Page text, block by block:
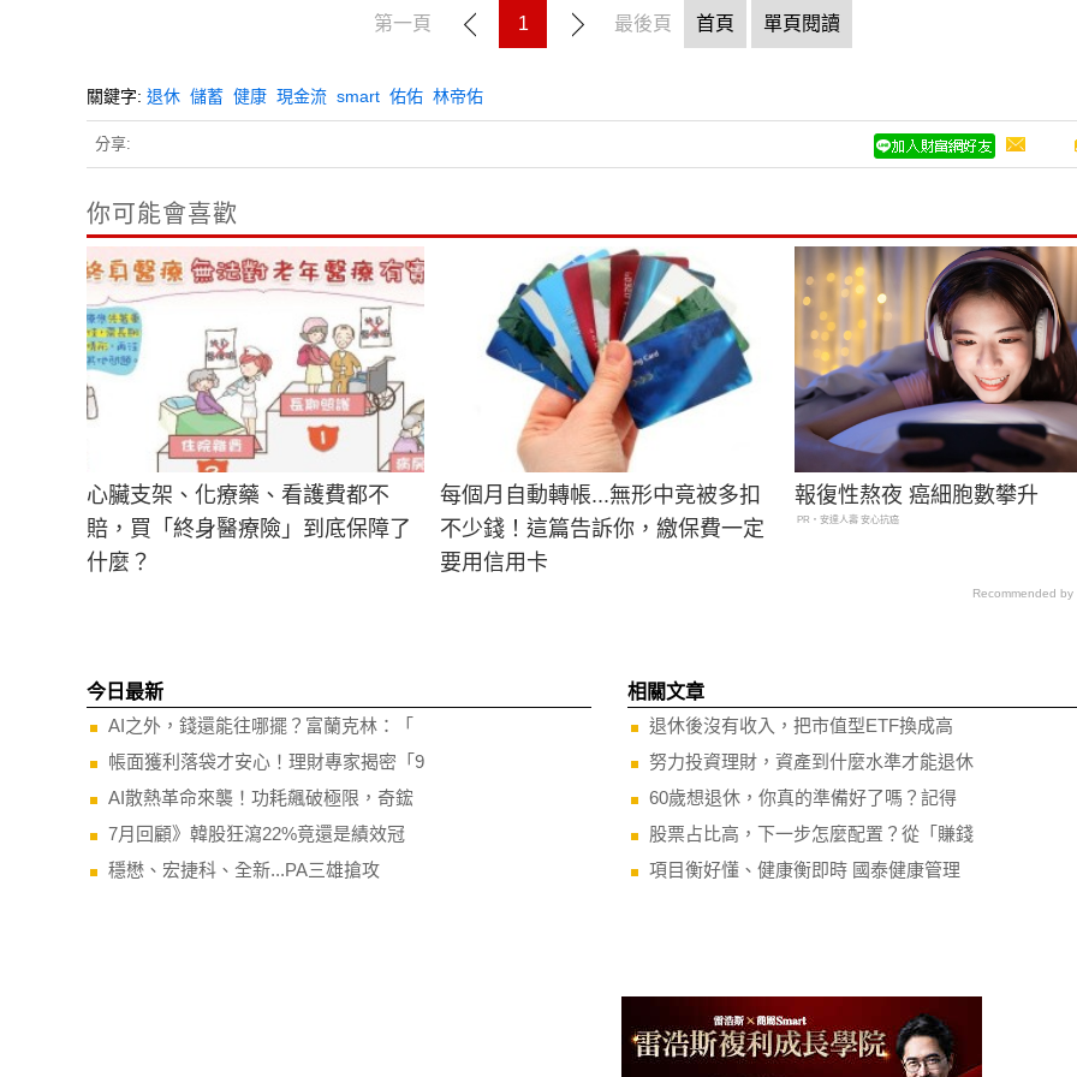
第一頁 1 最後頁 首頁 單頁閱讀
關鍵字: 退休 儲蓄 健康 現金流 smart 佑佑 林帝佑
分享:
你可能會喜歡
心臟支架、化療藥、看護費都不
賠，買「終身醫療險」到底保障了
什麼？
每個月自動轉帳...無形中竟被多扣
不少錢！這篇告訴你，繳保費一定
要用信用卡
報復性熬夜 癌細胞數攀升
PR・安達人壽 安心抗癌
Recommended by
今日最新
AI之外，錢還能往哪擺？富蘭克林：「
帳面獲利落袋才安心！理財專家揭密「9
AI散熱革命來襲！功耗飆破極限，奇鋐
7月回顧》韓股狂瀉22%竟還是績效冠
穩懋、宏捷科、全新...PA三雄搶攻
相關文章
退休後沒有收入，把市值型ETF換成高
努力投資理財，資產到什麼水準才能退休
60歲想退休，你真的準備好了嗎？記得
股票占比高，下一步怎麼配置？從「賺錢
項目衡好懂、健康衡即時 國泰健康管理